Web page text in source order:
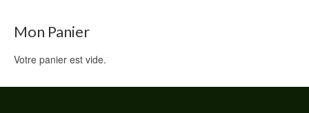
Mon Panier
Votre panier est vide.